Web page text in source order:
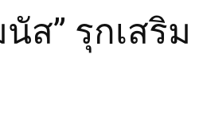
ส” รุกเสริม